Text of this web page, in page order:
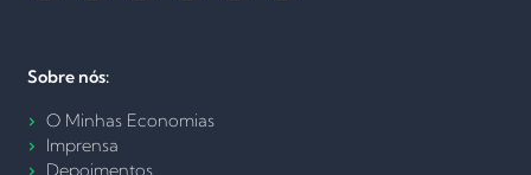
Sobre nós:
O Minhas Economias
Imprensa